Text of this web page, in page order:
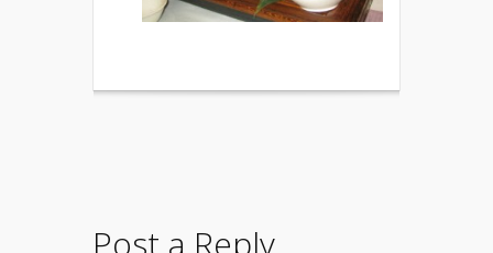
Post a Reply